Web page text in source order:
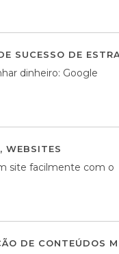
SUCESSO DE
dinheiro: Google
, WEBSITES
site facilmente com o
DE CONTEÚDOS